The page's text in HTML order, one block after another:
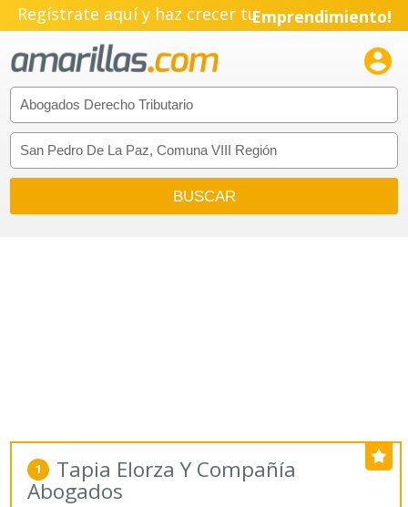
Regístrate aquí y haz crecer tuEmprendimiento!

1 Tapia Elorza Y Compañía
Abogados